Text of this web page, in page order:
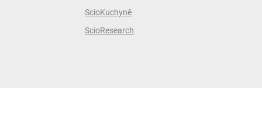
ScioKuchyně
ScioResearch